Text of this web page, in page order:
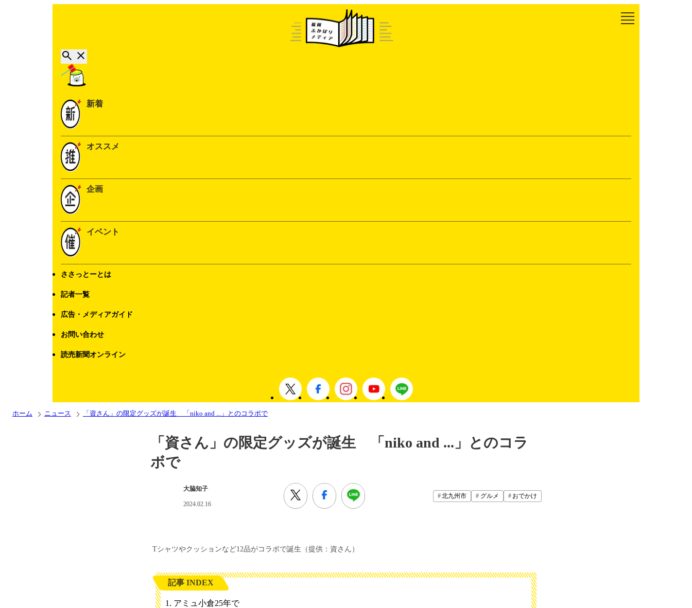
新着
オススメ
企画
イベント
ささっとーとは
記者一覧
広告・メディアガイド
お問い合わせ
読売新聞オンライン
ホーム ニュース 「資さん」の限定グッズが誕生 「niko and ...」とのコラボで
「資さん」の限定グッズが誕生 「niko and ...」とのコラ
ボで
大脇知子
2024.02.16
北九州市 グルメ おでかけ
Tシャツやクッションなど12品がコラボで誕生（提供：資さん）
記事 INDEX
アミュ小倉25年で